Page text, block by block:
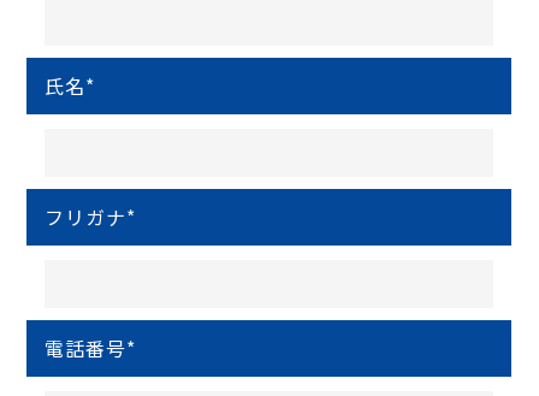
氏名*
フリガナ*
電話番号*